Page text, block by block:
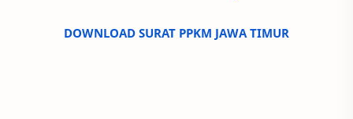
DOWNLOAD SURAT PPKM JAWA TIMUR